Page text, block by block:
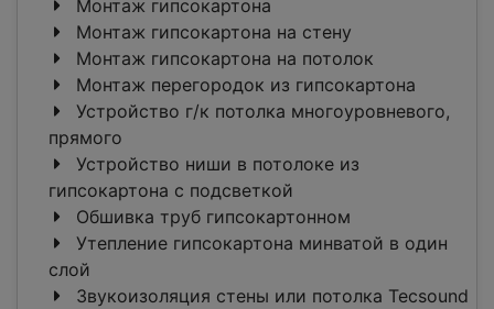
Монтаж гипсокартона
Монтаж гипсокартона на стену
Монтаж гипсокартона на потолок
Монтаж перегородок из гипсокартона
Устройство г/к потолка многоуровневого,
прямого
Устройство ниши в потолоке из
гипсокартона с подсветкой
Обшивка труб гипсокартонном
Утепление гипсокартона минватой в один
слой
Звукоизоляция стены или потолка Tecsound